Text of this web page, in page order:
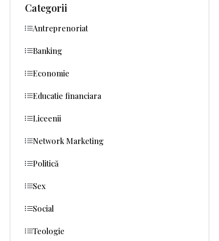
Categorii
Antreprenoriat
Banking
Economie
Educatie financiara
Liceenii
Network Marketing
Politică
Sex
Social
Teologie